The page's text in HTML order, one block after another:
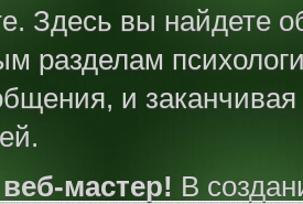
Здесь вы найдете
разделам
и
мастер! В